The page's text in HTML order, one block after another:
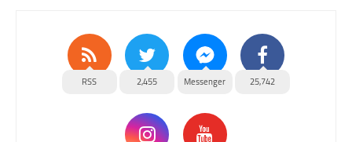
25,742
Messenger
2,455
RSS